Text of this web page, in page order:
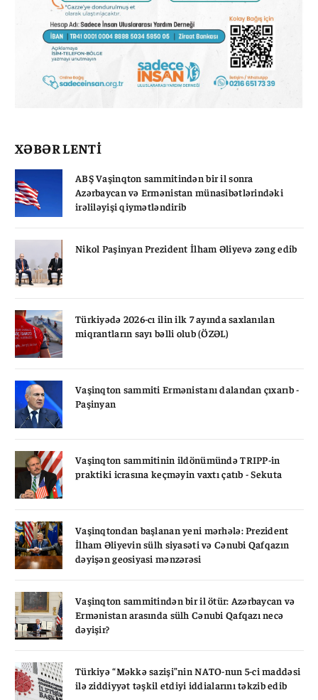
XƏBƏR LENTİ
ABŞ Vaşinqton sammitindən bir il sonra
Azərbaycan və Ermənistan münasibətlərindəki
irəliləyişi qiymətləndirib
Nikol Paşinyan Prezident İlham Əliyevə zəng edib
Türkiyədə 2026-cı ilin ilk 7 ayında saxlanılan
miqrantların sayı bəlli olub (ÖZƏL)
Vaşinqton sammiti Ermənistanı dalandan çıxarıb -
Paşinyan
Vaşinqton sammitinin ildönümündə TRIPP-in
praktiki icrasına keçməyin vaxtı çatıb - Sekuta
Vaşinqtondan başlanan yeni mərhələ: Prezident
İlham Əliyevin sülh siyasəti və Cənubi Qafqazın
dəyişən geosiyasi mənzərəsi
Vaşinqton sammitindən bir il ötür: Azərbaycan və
Ermənistan arasında sülh Cənubi Qafqazı necə
dəyişir?
Türkiyə “Məkkə sazişi”nin NATO-nun 5-ci maddəsi
ilə ziddiyyət təşkil etdiyi iddialarını təkzib edib